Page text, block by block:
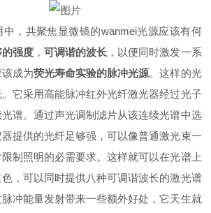
，共聚焦显微镜的wanmei光源应该有何
强度， 可调谐的波长 ，以便同时激发一系
成为荧光寿命实验的脉冲光源。这样的光
它采用高能脉冲红外光纤激光器经过光子
谱。通过声光调制滤片从该连续光谱中选
提供的光纤足够强，可以像普通激光束一
制照明的必需要求。这样就可以在光谱上
，可以同时提供八种可调谐波长的激光谱
冲能量发射带来一些额外好处，它天生就